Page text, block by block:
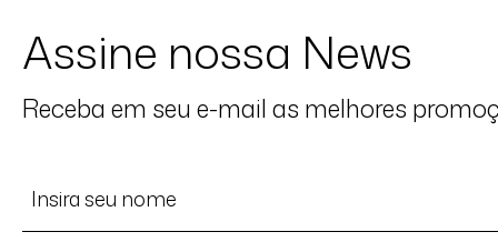
Assine nossa News
Receba em seu e-mail as melhores